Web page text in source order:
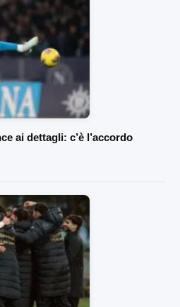
ai dettagli: c’è l’accordo